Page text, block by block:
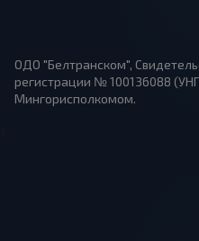
ОДО "Белтранском",
регистрации № 100136088
Мингорисполкомом.